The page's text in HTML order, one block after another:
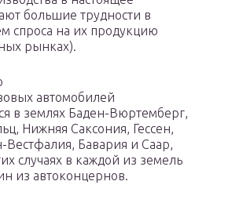
большие трудности в
спроса на их продукцию
рынках).
автомобилей
в землях Баден-Вюртемберг,
Нижняя Саксония, Гессен,
Бавария и Саар,
случаях в каждой из земель
из автоконцернов.